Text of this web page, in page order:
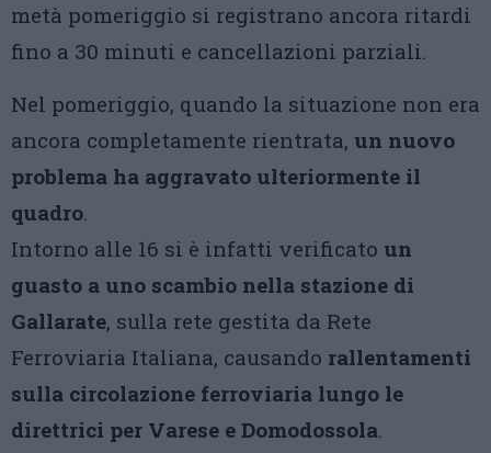
metà pomeriggio si registrano ancora ritardi
fino a 30 minuti e cancellazioni parziali.
Nel pomeriggio, quando la situazione non era
ancora completamente rientrata, un nuovo
problema ha aggravato ulteriormente il
quadro.
Intorno alle 16 si è infatti verificato un
guasto a uno scambio nella stazione di
Gallarate, sulla rete gestita da Rete
Ferroviaria Italiana, causando rallentamenti
sulla circolazione ferroviaria lungo le
direttrici per Varese e Domodossola.